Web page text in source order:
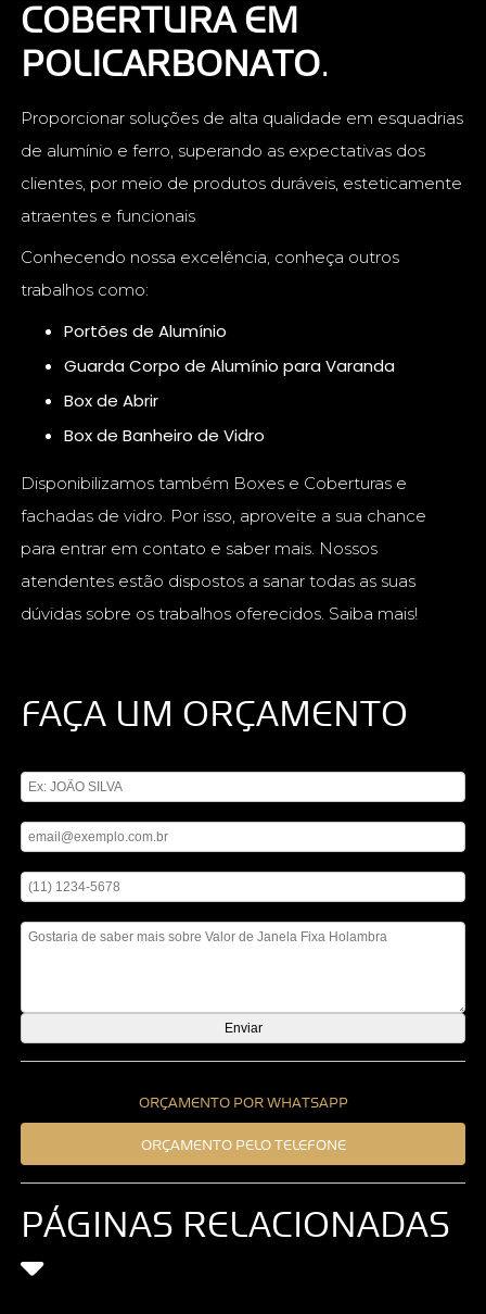
COBERTURA EM
POLICARBONATO.
Proporcionar soluções de alta qualidade em esquadrias
de alumínio e ferro, superando as expectativas dos
clientes, por meio de produtos duráveis, esteticamente
atraentes e funcionais
Conhecendo nossa excelência, conheça outros
trabalhos como:
Portões de Alumínio
Guarda Corpo de Alumínio para Varanda
Box de Abrir
Box de Banheiro de Vidro
Disponibilizamos também Boxes e Coberturas e
fachadas de vidro. Por isso, aproveite a sua chance
para entrar em contato e saber mais. Nossos
atendentes estão dispostos a sanar todas as suas
dúvidas sobre os trabalhos oferecidos. Saiba mais!
FAÇA UM ORÇAMENTO
ORÇAMENTO POR WHATSAPP
ORÇAMENTO PELO TELEFONE
PÁGINAS RELACIONADAS